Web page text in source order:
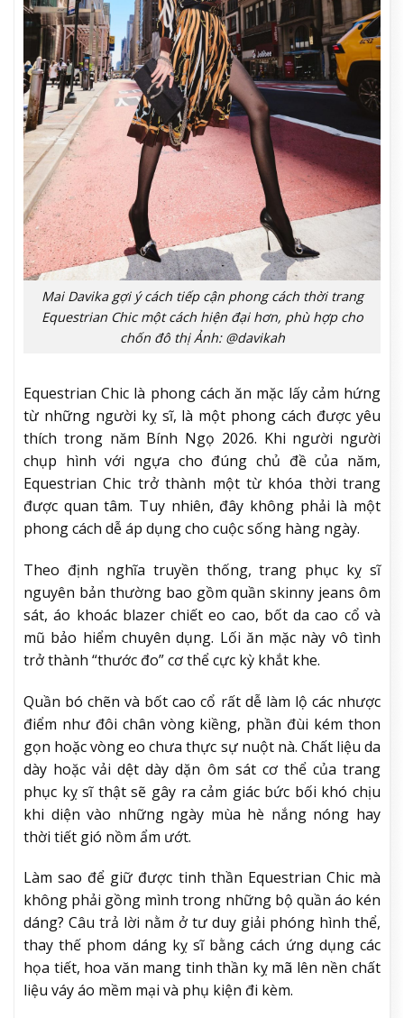
Mai Davika gợi ý cách tiếp cận phong cách thời trang
Equestrian Chic một cách hiện đại hơn, phù hợp cho
chốn đô thị Ảnh: @davikah
Equestrian Chic là phong cách ăn mặc lấy cảm hứng
từ những người kỵ sĩ, là một phong cách được yêu
thích trong năm Bính Ngọ 2026. Khi người người
chụp hình với ngựa cho đúng chủ đề của năm,
Equestrian Chic trở thành một từ khóa thời trang
được quan tâm. Tuy nhiên, đây không phải là một
phong cách dễ áp dụng cho cuộc sống hàng ngày.
Theo định nghĩa truyền thống, trang phục kỵ sĩ
nguyên bản thường bao gồm quần skinny jeans ôm
sát, áo khoác blazer chiết eo cao, bốt da cao cổ và
mũ bảo hiểm chuyên dụng. Lối ăn mặc này vô tình
trở thành “thước đo” cơ thể cực kỳ khắt khe.
Quần bó chẽn và bốt cao cổ rất dễ làm lộ các nhược
điểm như đôi chân vòng kiềng, phần đùi kém thon
gọn hoặc vòng eo chưa thực sự nuột nà. Chất liệu da
dày hoặc vải dệt dày dặn ôm sát cơ thể của trang
phục kỵ sĩ thật sẽ gây ra cảm giác bức bối khó chịu
khi diện vào những ngày mùa hè nắng nóng hay
thời tiết gió nồm ẩm ướt.
Làm sao để giữ được tinh thần Equestrian Chic mà
không phải gồng mình trong những bộ quần áo kén
dáng? Câu trả lời nằm ở tư duy giải phóng hình thể,
thay thế phom dáng kỵ sĩ bằng cách ứng dụng các
họa tiết, hoa văn mang tinh thần kỵ mã lên nền chất
liệu váy áo mềm mại và phụ kiện đi kèm.